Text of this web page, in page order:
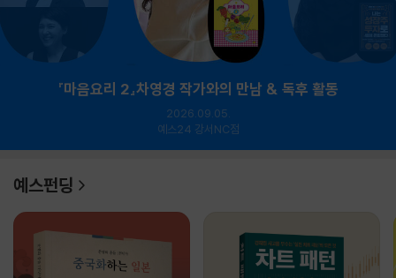
『마음요리 2』차영경 작가와의 만남 & 독후 활동
2026.09.05.
예스24 강서NC점
예스펀딩